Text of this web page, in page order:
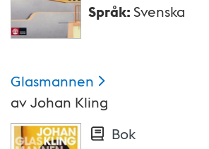
Språk:Svenska
Glasmannen
avJohan Kling
Bok